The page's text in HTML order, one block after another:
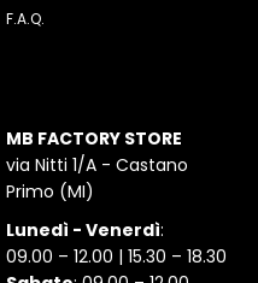
F.A.Q.
MB FACTORY STORE
via Nitti 1/A - Castano
Primo (MI)
Lunedì - Venerdì:
09.00 – 12.00 | 15.30 – 18.30